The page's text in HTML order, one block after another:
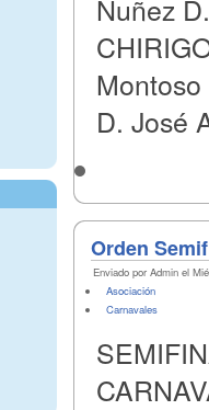
Nuñez
D. José
Orden
Enviado por Admin el
Asociación
Carnavales